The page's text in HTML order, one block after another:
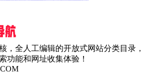
，全人工编辑的开放式网站分类目录，
功能和网址收集体验！